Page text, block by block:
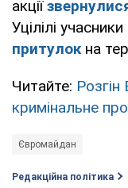
акції
Уцілілі
притулокна
Читайте:
кримінальне
Євромайдан
Редакційна політика